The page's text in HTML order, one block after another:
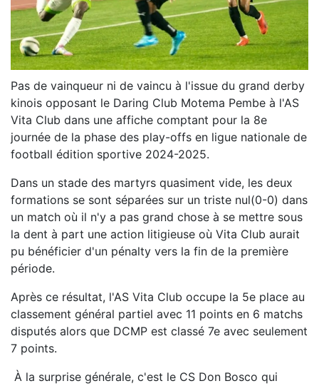
Pas de vainqueur ni de vaincu à l'issue du grand derby
kinois opposant le Daring Club Motema Pembe à l'AS
Vita Club dans une affiche comptant pour la 8e
journée de la phase des play-offs en ligue nationale de
football édition sportive 2024-2025.
Dans un stade des martyrs quasiment vide, les deux
formations se sont séparées sur un triste nul(0-0) dans
un match où il n'y a pas grand chose à se mettre sous
la dent à part une action litigieuse où Vita Club aurait
pu bénéficier d'un pénalty vers la fin de la première
période.
Après ce résultat, l'AS Vita Club occupe la 5e place au
classement général partiel avec 11 points en 6 matchs
disputés alors que DCMP est classé 7e avec seulement
7 points.
À la surprise générale, c'est le CS Don Bosco qui